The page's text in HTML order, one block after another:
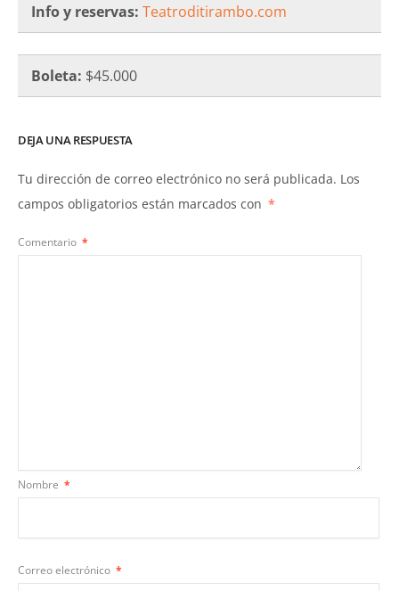
Info y reservas: Teatroditirambo.com
Boleta: $45.000
DEJA UNA RESPUESTA
Tu dirección de correo electrónico no será publicada. Los
campos obligatorios están marcados con *
Comentario *
Nombre *
Correo electrónico *